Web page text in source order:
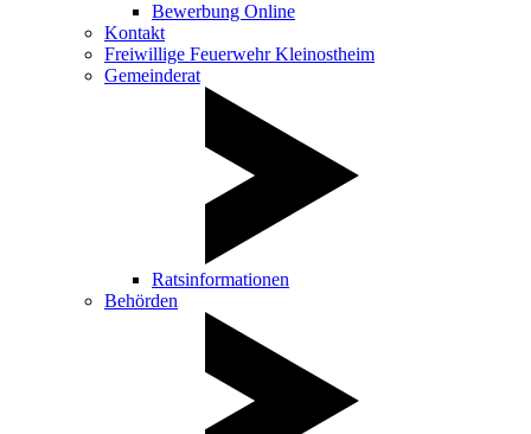
Bewerbung Online
Kontakt
Freiwillige Feuerwehr Kleinostheim
Gemeinderat
Ratsinformationen
Behörden